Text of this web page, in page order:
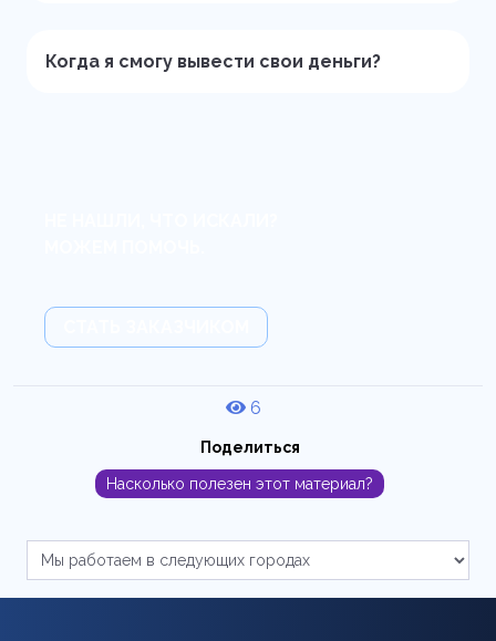
Когда я смогу вывести свои деньги?
6
Поделиться
Насколько полезен этот материал?